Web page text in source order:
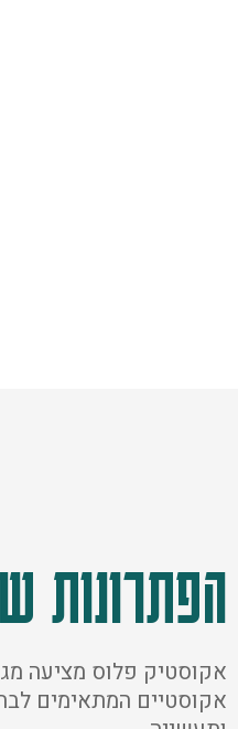
הפתרונות
אקוסטיק פלוס מציעה
אקוסטיים המתאימים